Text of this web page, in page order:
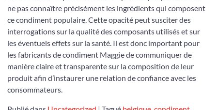
ne pas connaître précisément les ingrédients qui composent
ce condiment populaire. Cette opacité peut susciter des
interrogations sur la qualité des composants utilisés et sur
les éventuels effets sur la santé. Il est donc important pour
les fabricants de condiment Maggie de communiquer de
manière claire et transparente sur la composition de leur
produit afin d’instaurer une relation de confiance avec les
consommateurs.